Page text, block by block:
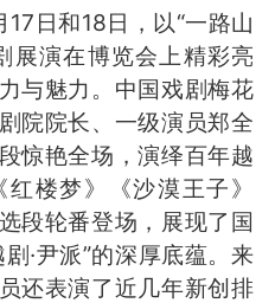
日和18日，以“一路山
展演在博览会上精彩亮
与魅力。中国戏剧梅花
院院长、一级演员郑全
惊艳全场，演绎百年越
楼梦》《沙漠王子》
段轮番登场，展现了国
·尹派”的深厚底蕴。来
还表演了近几年新创排